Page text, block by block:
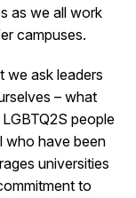
as we all work
campuses.
we ask leaders
– what
people
who have been
universities
to